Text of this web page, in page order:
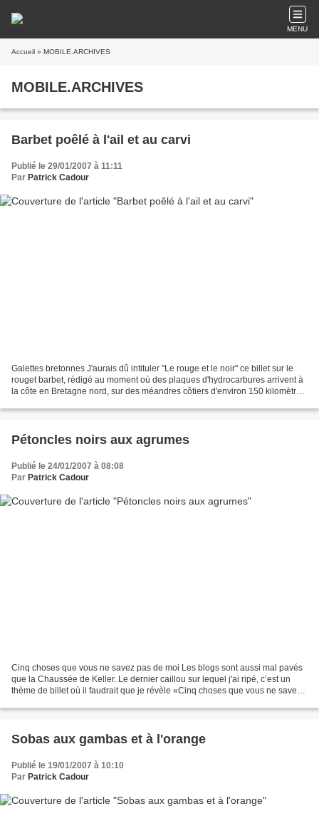
MENU
Accueil » MOBILE.ARCHIVES
MOBILE.ARCHIVES
Barbet poêlé à l'ail et au carvi
Publié le 29/01/2007 à 11:11
Par Patrick Cadour
Galettes bretonnes J'aurais dû intituler "Le rouge et le noir" ce billet sur le
rouget barbet, rédigé au moment où des plaques d'hydrocarbures arrivent à
la côte en Bretagne nord, sur des méandres côtiers d'environ 150 kilomètres,
Pétoncles noirs aux agrumes
Publié le 24/01/2007 à 08:08
Par Patrick Cadour
Cinq choses que vous ne savez pas de moi Les blogs sont aussi mal pavés
que la Chaussée de Keller. Le dernier caillou sur lequel j'ai ripé, c’est un
thème de billet où il faudrait que je révèle «Cinq choses que vous ne savez
Sobas aux gambas et à l'orange
Publié le 19/01/2007 à 10:10
Par Patrick Cadour